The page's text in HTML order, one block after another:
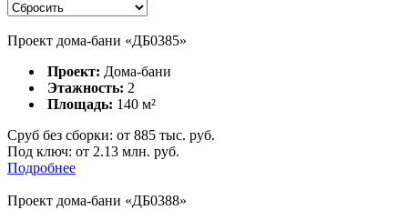
Проект дома-бани «ДБ0385»
Проект: Дома-бани
Этажность: 2
Площадь: 140 м²
Сруб без сборки: от 885 тыс. руб.
Под ключ: от 2.13 млн. руб.
Подробнее
Проект дома-бани «ДБ0388»